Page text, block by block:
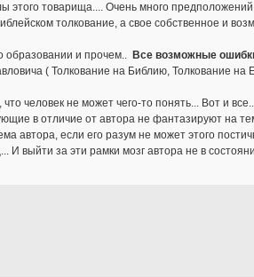
этого товарища.... Очень много
толкование, а свое собственное и
образовании и прочем.. Все возможные
( Толкование на Библию, Толкование на
человек не может чего-то понять... Вот и
в отличие от автора не фантазируют на
автора, если его разум не может этого
И выйти за эти рамки мозг автора не в